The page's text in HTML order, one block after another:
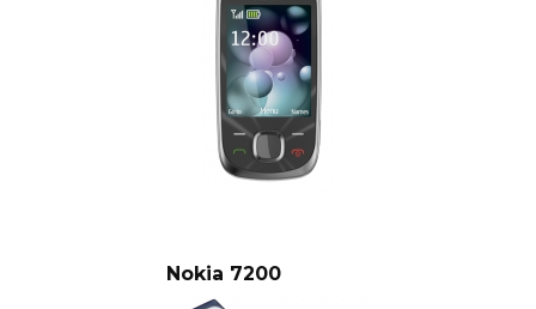
Nokia 7200